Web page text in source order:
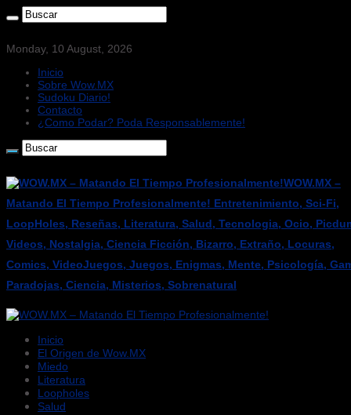
Monday, 10 August, 2026
Inicio
Sobre Wow.MX
Sudoku Diario!
Contacto
¿Como Podar? Poda Responsablemente!
WOW.MX –
Matando El Tiempo Profesionalmente! Entretenimiento, Sci-Fi,
LoopHoles, Reseñas, Literatura, Salud, Tecnologia, Ocio,
Videos, Nostalgia, Ciencia Ficción, Bizarro, Extraño, Locuras,
Comics, VideoJuegos, Juegos, Enigmas, Mente, Psicología,
Paradojas, Ciencia, Misterios, Sobrenatural
Inicio
El Origen de Wow.MX
Miedo
Literatura
Loopholes
Salud